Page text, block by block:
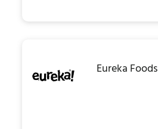
Eureka Foods